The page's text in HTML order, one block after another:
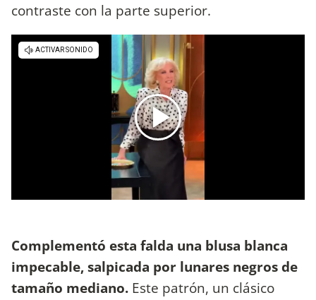
contraste con la parte superior.
Complementó esta falda una blusa blanca
impecable, salpicada por lunares negros de
tamaño mediano. Este patrón, un clásico